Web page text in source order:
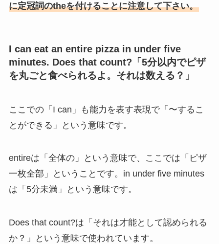
に定冠詞のtheを付けることに注意して下さい。
I can eat an entire pizza in under five
minutes. Does that count? 「5分以内でピザ
を丸ごと食べられるよ。それは数える？」
ここでの「I can」も能力を表す表現で「〜するこ
とができる」という意味です。
entireは「全体の」という意味で、ここでは「ピザ
一枚全部」ということです。in under five minutes
は「5分未満」という意味です。
Does that count?は「それは才能として認められる
か？」という意味で使われています。